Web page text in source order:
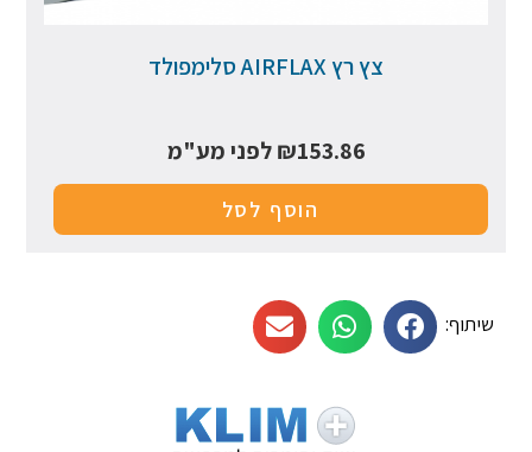
צץ רץ AIRFLAX סלימפולד
₪153.86 לפני מע"מ
הוסף לסל
שיתוף: